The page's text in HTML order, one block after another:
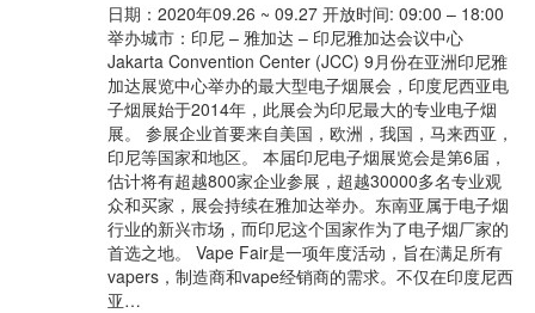
日期：2020年09.26 ~ 09.27 开放时间: 09:00 – 18:00
举办城市：印尼 – 雅加达 – 印尼雅加达会议中心
Jakarta Convention Center (JCC) 9月份在亚洲印尼雅
加达展览中心举办的最大型电子烟展会，印度尼西亚电
子烟展始于2014年，此展会为印尼最大的专业电子烟
展。 参展企业首要来自美国，欧洲，我国，马来西亚，
印尼等国家和地区。 本届印尼电子烟展览会是第6届，
估计将有超越800家企业参展，超越30000多名专业观
众和买家，展会持续在雅加达举办。东南亚属于电子烟
行业的新兴市场，而印尼这个国家作为了电子烟厂家的
首选之地。 Vape Fair是一项年度活动，旨在满足所有
vapers，制造商和vape经销商的需求。不仅在印度尼西
亚…